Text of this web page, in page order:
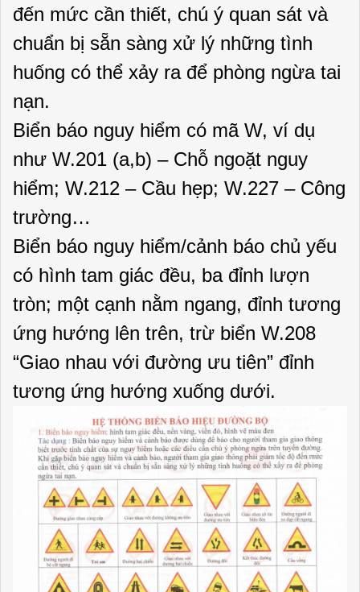
đến mức cần thiết, chú ý quan sát và
chuẩn bị sẵn sàng xử lý những tình
huống có thể xảy ra để phòng ngừa tai
nạn.
Biển báo nguy hiểm có mã W, ví dụ
như W.201 (a,b) – Chỗ ngoặt nguy
hiểm; W.212 – Cầu hẹp; W.227 – Công
trường…
Biển báo nguy hiểm/cảnh báo chủ yếu
có hình tam giác đều, ba đỉnh lượn
tròn; một cạnh nằm ngang, đỉnh tương
ứng hướng lên trên, trừ biển W.208
“Giao nhau với đường ưu tiên” đỉnh
tương ứng hướng xuống dưới.